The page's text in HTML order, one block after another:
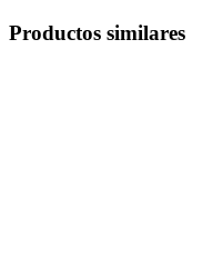
Productos similares